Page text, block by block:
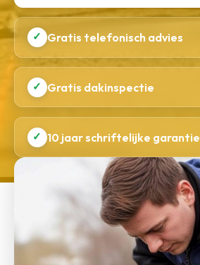
✓ Gratis telefonisch advies
✓ Gratis dakinspectie
✓ 10 jaar schriftelijke garantie